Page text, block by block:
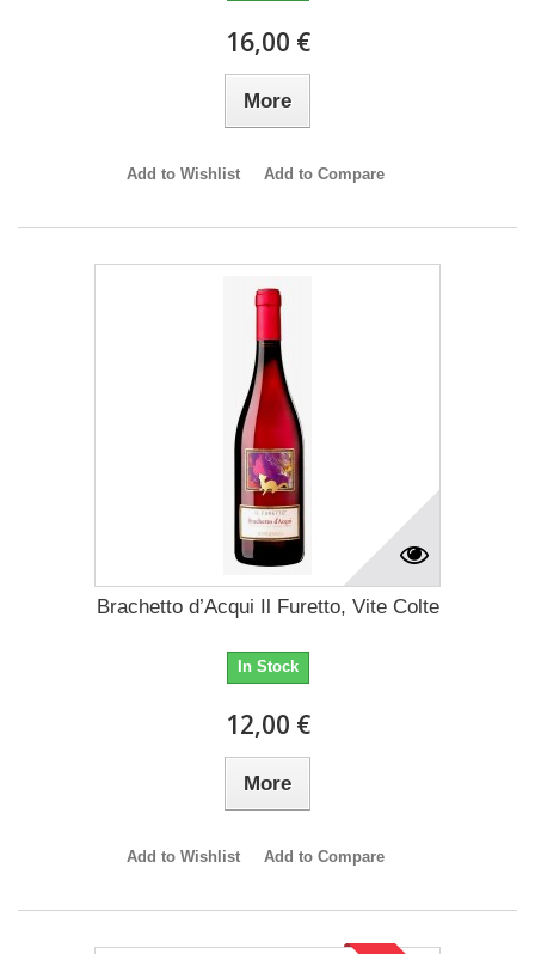
16,00 €
More
Add to Wishlist Add to Compare
Brachetto d’Acqui Il Furetto, Vite Colte
In Stock
12,00 €
More
Add to Wishlist Add to Compare